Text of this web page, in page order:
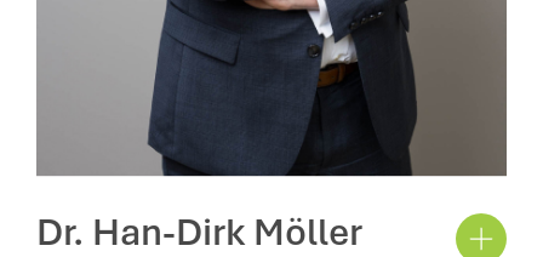
Dr. Han-Dirk Möller